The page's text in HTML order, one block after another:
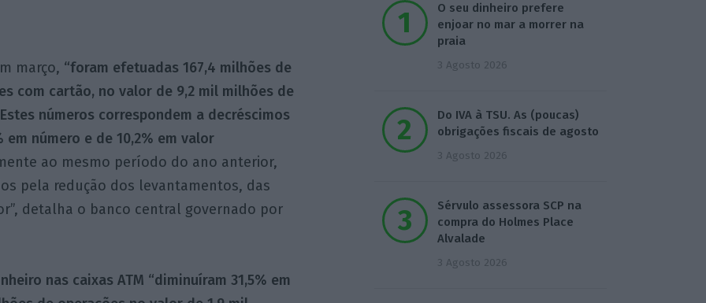
março, “foram efetuadas 167,4 milhões de
com cartão, no valor de 9,2 mil milhões de
números correspondem a decréscimos
em número e de 10,2% em valor
ao mesmo período do ano anterior,
pela redução dos levantamentos, das
detalha o banco central governado por
nas caixas ATM “diminuíram 31,5% em
O seu dinheiro prefere
enjoar no mar a morrer na
praia
3 Agosto 2026
Do IVA à TSU. As (poucas)
obrigações fiscais de agosto
3 Agosto 2026
Sérvulo assessora SCP na
compra do Holmes Place
Alvalade
3 Agosto 2026